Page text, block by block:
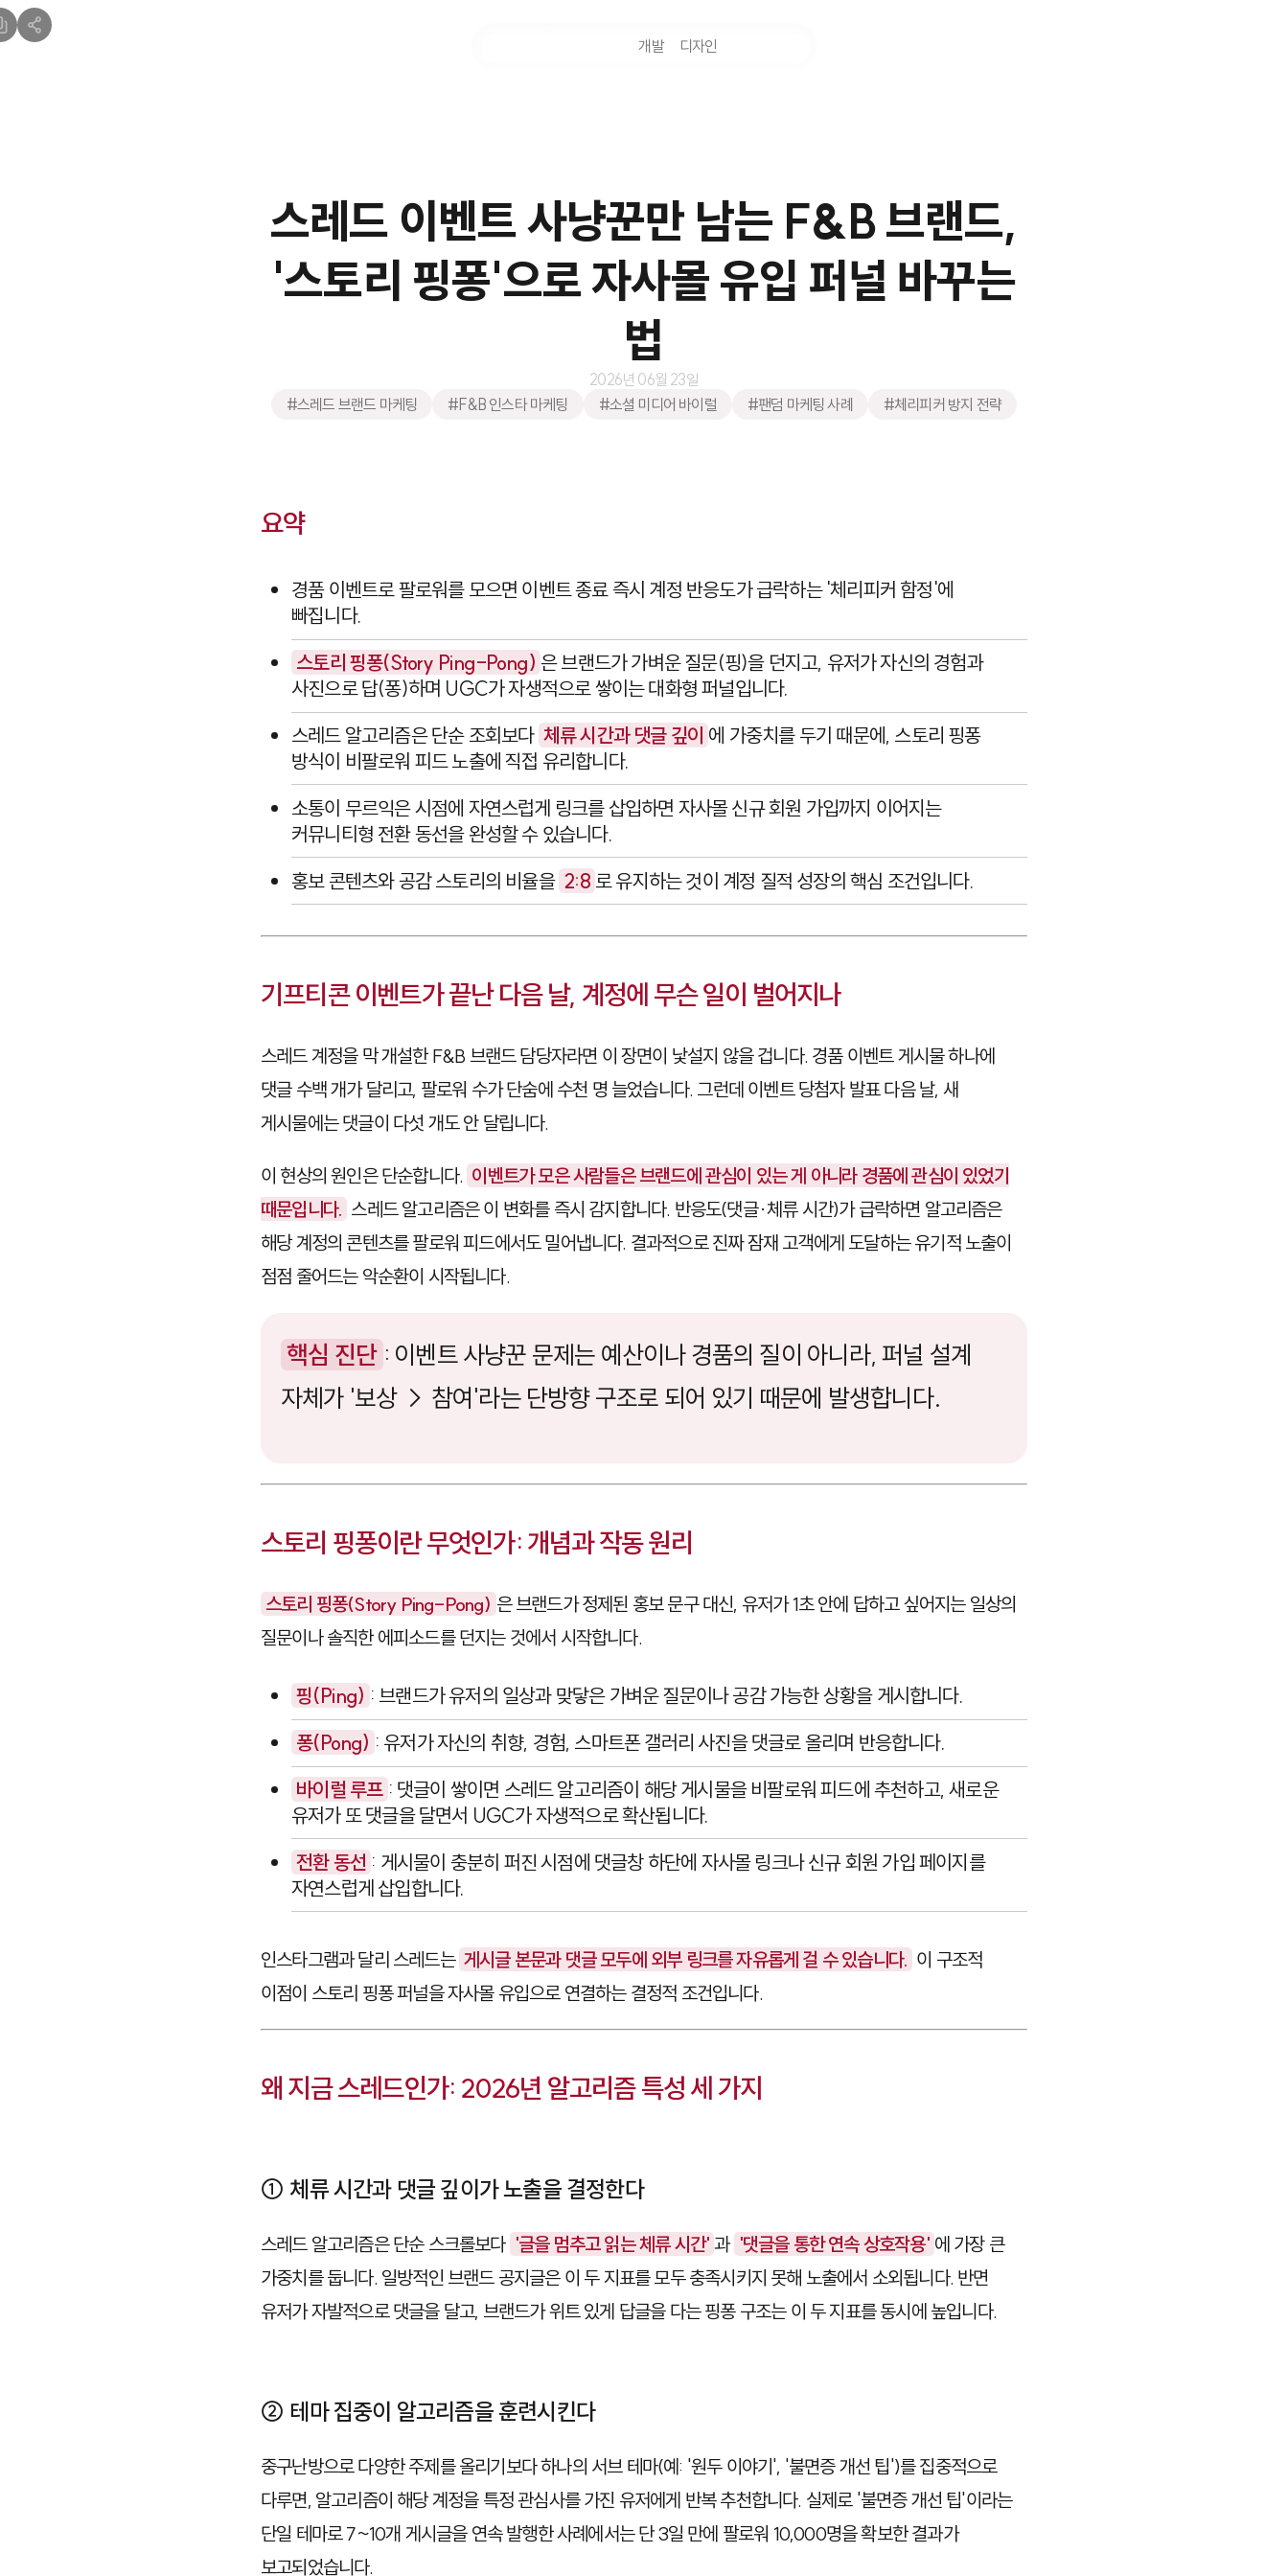
개발 디자인
스레드 이벤트 사냥꾼만 남는 F&B 브랜드,
'스토리 핑퐁'으로 자사몰 유입 퍼널 바꾸는
법
2026년 06월 23일
#스레드 브랜드 마케팅
#F&B 인스타 마케팅 #소셜 미디어 바이럴 #팬덤 마케팅 사례 #체리피커 방지 전략
요약
경품 이벤트로 팔로워를 모으면 이벤트 종료 즉시 계정 반응도가 급락하는 '체리피커 함정'에
빠집니다.
스토리 핑퐁(Story Ping-Pong) 은 브랜드가 가벼운 질문(핑)을 던지고, 유저가 자신의 경험과
사진으로 답(퐁)하며 UGC가 자생적으로 쌓이는 대화형 퍼널입니다.
스레드 알고리즘은 단순 조회보다 체류 시간과 댓글 깊이 에 가중치를 두기 때문에, 스토리 핑퐁
방식이 비팔로워 피드 노출에 직접 유리합니다.
소통이 무르익은 시점에 자연스럽게 링크를 삽입하면 자사몰 신규 회원 가입까지 이어지는
커뮤니티형 전환 동선을 완성할 수 있습니다.
홍보 콘텐츠와 공감 스토리의 비율을 2:8 로 유지하는 것이 계정 질적 성장의 핵심 조건입니다.
기프티콘 이벤트가 끝난 다음 날, 계정에 무슨 일이 벌어지나
스레드 계정을 막 개설한 F&B 브랜드 담당자라면 이 장면이 낯설지 않을 겁니다. 경품 이벤트 게시물 하나에
댓글 수백 개가 달리고, 팔로워 수가 단숨에 수천 명 늘었습니다. 그런데 이벤트 당첨자 발표 다음 날, 새
게시물에는 댓글이 다섯 개도 안 달립니다.
이 현상의 원인은 단순합니다. 이벤트가 모은 사람들은 브랜드에 관심이 있는 게 아니라 경품에 관심이 있었기
때문입니다. 스레드 알고리즘은 이 변화를 즉시 감지합니다. 반응도(댓글·체류 시간)가 급락하면 알고리즘은
해당 계정의 콘텐츠를 팔로워 피드에서도 밀어냅니다. 결과적으로 진짜 잠재 고객에게 도달하는 유기적 노출이
점점 줄어드는 악순환이 시작됩니다.
핵심 진단 : 이벤트 사냥꾼 문제는 예산이나 경품의 질이 아니라, 퍼널 설계
자체가 '보상 → 참여'라는 단방향 구조로 되어 있기 때문에 발생합니다.
스토리 핑퐁이란 무엇인가: 개념과 작동 원리
스토리 핑퐁(Story Ping-Pong) 은 브랜드가 정제된 홍보 문구 대신, 유저가 1초 안에 답하고 싶어지는 일상의
질문이나 솔직한 에피소드를 던지는 것에서 시작합니다.
핑(Ping) : 브랜드가 유저의 일상과 맞닿은 가벼운 질문이나 공감 가능한 상황을 게시합니다.
퐁(Pong) : 유저가 자신의 취향, 경험, 스마트폰 갤러리 사진을 댓글로 올리며 반응합니다.
바이럴 루프 : 댓글이 쌓이면 스레드 알고리즘이 해당 게시물을 비팔로워 피드에 추천하고, 새로운
유저가 또 댓글을 달면서 UGC가 자생적으로 확산됩니다.
전환 동선 : 게시물이 충분히 퍼진 시점에 댓글창 하단에 자사몰 링크나 신규 회원 가입 페이지를
자연스럽게 삽입합니다.
인스타그램과 달리 스레드는 게시글 본문과 댓글 모두에 외부 링크를 자유롭게 걸 수 있습니다. 이 구조적
이점이 스토리 핑퐁 퍼널을 자사몰 유입으로 연결하는 결정적 조건입니다.
왜 지금 스레드인가: 2026년 알고리즘 특성 세 가지
① 체류 시간과 댓글 깊이가 노출을 결정한다
스레드 알고리즘은 단순 스크롤보다 '글을 멈추고 읽는 체류 시간' 과 '댓글을 통한 연속 상호작용' 에 가장 큰
가중치를 둡니다. 일방적인 브랜드 공지글은 이 두 지표를 모두 충족시키지 못해 노출에서 소외됩니다. 반면
유저가 자발적으로 댓글을 달고, 브랜드가 위트 있게 답글을 다는 핑퐁 구조는 이 두 지표를 동시에 높입니다.
② 테마 집중이 알고리즘을 훈련시킨다
중구난방으로 다양한 주제를 올리기보다 하나의 서브 테마(예: '원두 이야기', '불면증 개선 팁')를 집중적으로
다루면, 알고리즘이 해당 계정을 특정 관심사를 가진 유저에게 반복 추천합니다. 실제로 '불면증 개선 팁'이라는
단일 테마로 7~10개 게시글을 연속 발행한 사례에서는 단 3일 만에 팔로워 10,000명을 확보한 결과가
보고되었습니다.